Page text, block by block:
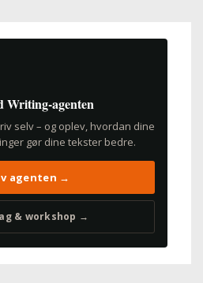
Writing-agenten
selv – og oplev, hvordan dine
gør dine tekster bedre.
agenten →
& workshop →